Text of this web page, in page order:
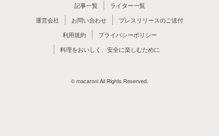
記事一覧
ライター一覧
運営会社
お問い合わせ
プレスリリースのご送付
利用規約
プライバシーポリシー
料理をおいしく、安全に楽しむために
© macaroni All Rights Reserved.